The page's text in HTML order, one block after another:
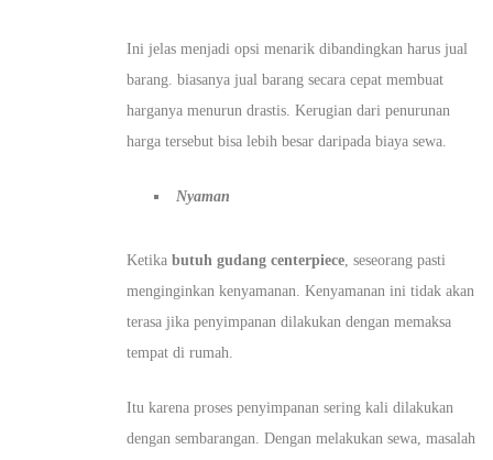
Ini jelas menjadi opsi menarik dibandingkan harus jual
barang. biasanya jual barang secara cepat membuat
harganya menurun drastis. Kerugian dari penurunan
harga tersebut bisa lebih besar daripada biaya sewa.
Nyaman
Ketika butuh gudang centerpiece, seseorang pasti
menginginkan kenyamanan. Kenyamanan ini tidak akan
terasa jika penyimpanan dilakukan dengan memaksa
tempat di rumah.
Itu karena proses penyimpanan sering kali dilakukan
dengan sembarangan. Dengan melakukan sewa, masalah